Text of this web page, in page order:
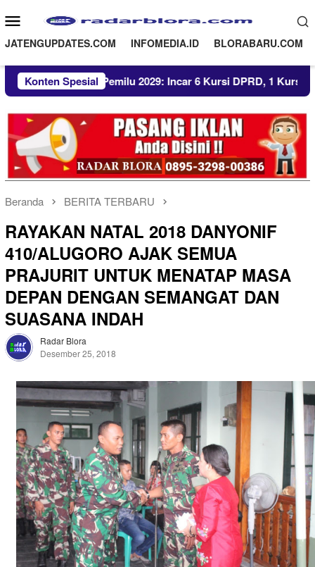
ke
konten
Menu
Mobile
JATENGUPDATES.COM INFOMEDIA.ID BLORABARU.COM
Konten Spesial
2029: Incar 6 Kursi DPRD, 1 Kursi DPRD Jateng, dan 1
Beranda BERITA TERBARU
RAYAKAN NATAL 2018 DANYONIF
410/ALUGORO AJAK SEMUA
PRAJURIT UNTUK MENATAP MASA
DEPAN DENGAN SEMANGAT DAN
SUASANA INDAH
Radar Blora
Desember 25, 2018